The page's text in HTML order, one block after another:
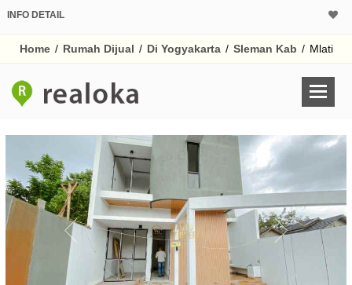
INFO DETAIL
Home / Rumah Dijual / Di Yogyakarta / Sleman Kab / Mlati
Harga Rp
Untuk hasil simulasi
pada kotak-
Simpan